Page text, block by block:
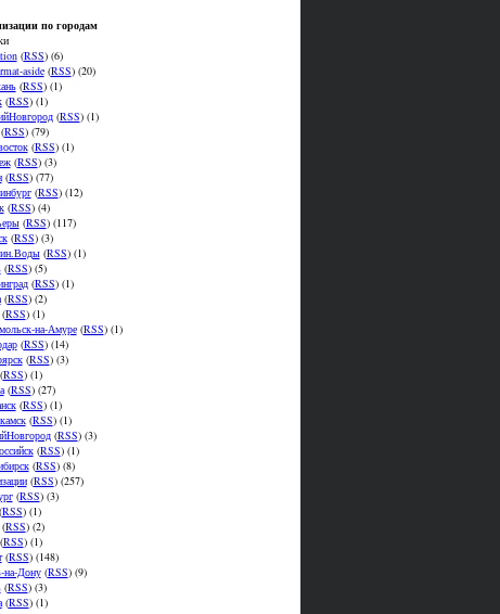
по городам
(RSS) (6)
aside(RSS) (20)
(RSS) (1)
(RSS) (1)
(RSS) (1)
RSS) (79)
(RSS) (1)
(RSS) (3)
(RSS) (77)
(RSS) (12)
(RSS) (4)
(RSS) (117)
(RSS) (3)
(RSS) (1)
(RSS) (5)
(RSS) (1)
(RSS) (2)
RSS) (1)
на-Амуре(RSS) (1)
(RSS) (14)
(RSS) (3)
RSS) (1)
(RSS) (27)
(RSS) (1)
(RSS) (1)
(RSS) (3)
(RSS) (1)
(RSS) (8)
(RSS) (257)
(RSS) (3)
RSS) (1)
RSS) (2)
RSS) (1)
(RSS) (148)
на-Дону(RSS) (9)
(RSS) (3)
(RSS) (1)